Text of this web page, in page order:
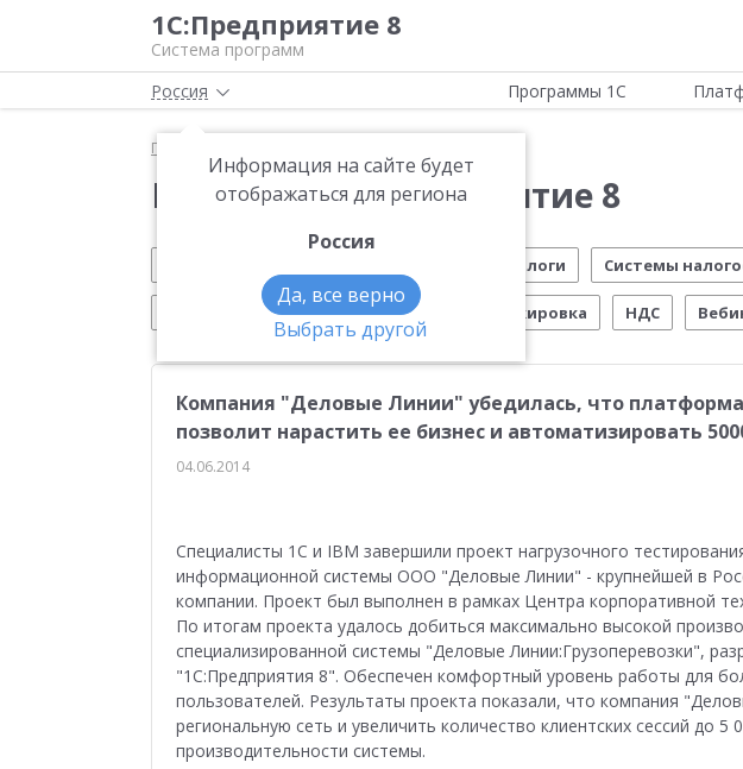
1С:Предприятие 8
Система программ
Россия
Информация на сайте будет
отображаться для региона
Россия
Да, все верно
Выбрать другой
Программы 1С
Главная
Новости 1С:Предприятие 8
Налоги Системы
Электронный документооборот Маркировка НДС
CRM Управление производством ИТС Отчетность по МСФО
Платформа 1С:Предприятие 8 ЕГАИС Система управления
Управление персоналом Сельское хозяйство Автоматизация
Мобильное приложение АЗС Производство Торговым
Отраслевые решения 1С:Мобильная касса Облачные технологии
1С:ERP Управление предприятием Склад Налоги 2026
Управление закупками Бухгалтерский и
Компания "Деловые Линии" убедилась, что
позволит нарастить ее бизнес и автоматизировать
04.06.2014
Специалисты 1С и IBM завершили проект нагрузочного
информационной системы ООО "Деловые Линии" - крупнейшей в
компании. Проект был выполнен в рамках Центра корпоративной
По итогам проекта удалось добиться максимально высокой
специализированной системы "Деловые Линии:Грузоперевозки",
"1С:Предприятия 8". Обеспечен комфортный уровень работы для
пользователей. Результаты проекта показали, что компания
региональную сеть и увеличить количество клиентских сессий до 5
производительности системы.